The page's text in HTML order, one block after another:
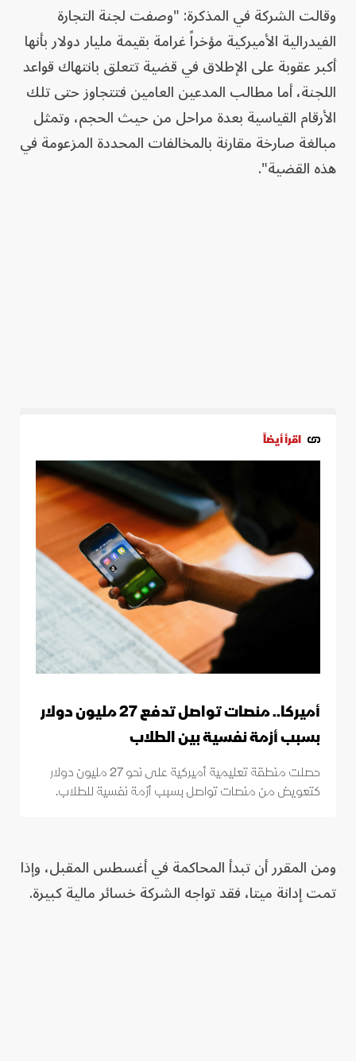
وقالت الشركة في المذكرة: "وصفت لجنة التجارة
الفيدرالية الأميركية مؤخراً غرامة بقيمة مليار دولار بأنها
أكبر عقوبة على الإطلاق في قضية تتعلق بانتهاك قواعد
اللجنة، أما مطالب المدعين العامين فتتجاوز حتى تلك
الأرقام القياسية بعدة مراحل من حيث الحجم، وتمثل
مبالغة صارخة مقارنة بالمخالفات المحددة المزعومة في
هذه القضية".
اقرأ أيضاً
أميركا.. منصات تواصل تدفع 27 مليون دولار
بسبب أزمة نفسية بين الطلاب
حصلت منطقة تعليمية أميركية على نحو 27 مليون دولار
كتعويض من منصات تواصل بسبب أزمة نفسية للطلاب.
ومن المقرر أن تبدأ المحاكمة في أغسطس المقبل، وإذا
تمت إدانة ميتا، فقد تواجه الشركة خسائر مالية كبيرة.